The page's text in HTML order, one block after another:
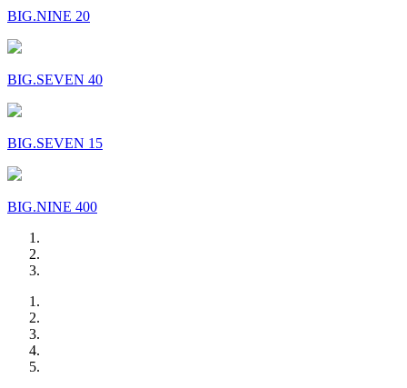
BIG.NINE 20
BIG.SEVEN 40
BIG.SEVEN 15
BIG.NINE 400